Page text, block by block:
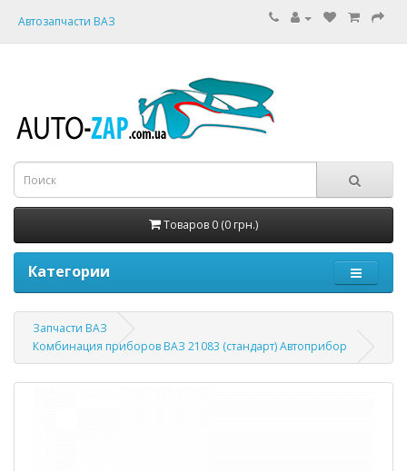
Автозапчасти ВАЗ
Товаров 0 (0 грн.)
Категории
Запчасти ВАЗ
Комбинация приборов ВАЗ 21083 (стандарт) Автоприбор